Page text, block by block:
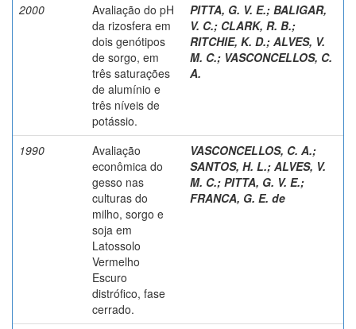
2000
Avaliação do pH
da rizosfera em
dois genótipos
de sorgo, em
três saturações
de alumínio e
três níveis de
potássio.
PITTA, G. V. E.; BALIGAR,
V. C.; CLARK, R. B.;
RITCHIE, K. D.; ALVES, V.
M. C.; VASCONCELLOS, C.
A.
1990
Avaliação
econômica do
gesso nas
culturas do
milho, sorgo e
soja em
Latossolo
Vermelho
Escuro
distrófico, fase
cerrado.
VASCONCELLOS, C. A.;
SANTOS, H. L.; ALVES, V.
M. C.; PITTA, G. V. E.;
FRANCA, G. E. de